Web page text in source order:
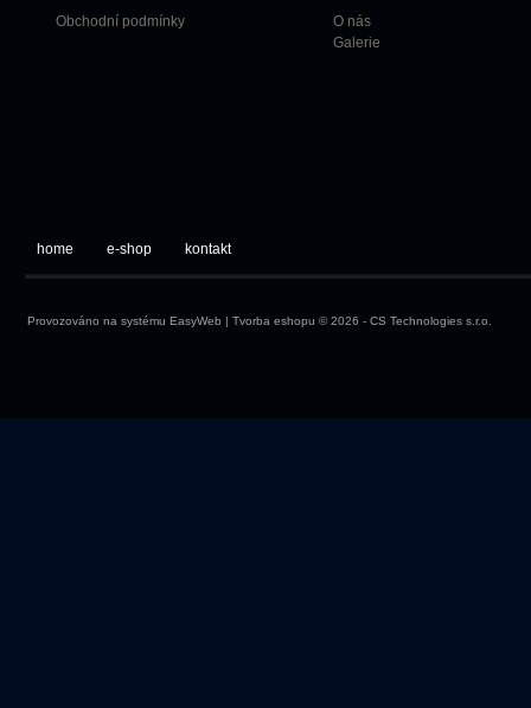
Obchodní podmínky
O nás
Galerie
home e-shop kontakt
Provozováno na systému EasyWeb | Tvorba eshopu © 2026 - CS Technologies s.r.o.